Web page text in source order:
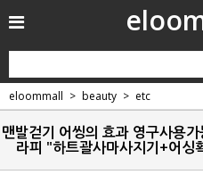
eloommall beauty etc
맨발걷기 어씽의 효과 영구사용
라피 "하트괄사마사지기+어